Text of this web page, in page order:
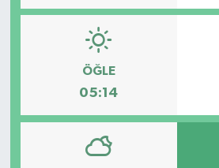
ÖĞLE
05:14